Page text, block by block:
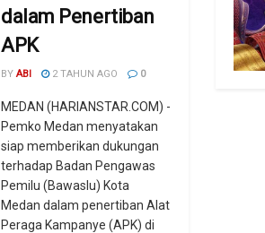
dalam Penertiban
APK
BY ABI 2 TAHUN AGO 0
MEDAN (HARIANSTAR.COM) -
Pemko Medan menyatakan
siap memberikan dukungan
terhadap Badan Pengawas
Pemilu (Bawaslu) Kota
Medan dalam penertiban Alat
Peraga Kampanye (APK) di